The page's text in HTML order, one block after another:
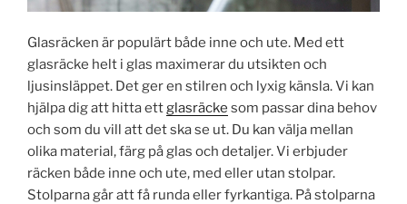
Glasräcken är populärt både inne och ute. Med ett
glasräcke helt i glas maximerar du utsikten och
ljusinsläppet. Det ger en stilren och lyxig känsla. Vi kan
hjälpa dig att hitta ett glasräcke som passar dina behov
och som du vill att det ska se ut. Du kan välja mellan
olika material, färg på glas och detaljer. Vi erbjuder
räcken både inne och ute, med eller utan stolpar.
Stolparna går att få runda eller fyrkantiga. På stolparna